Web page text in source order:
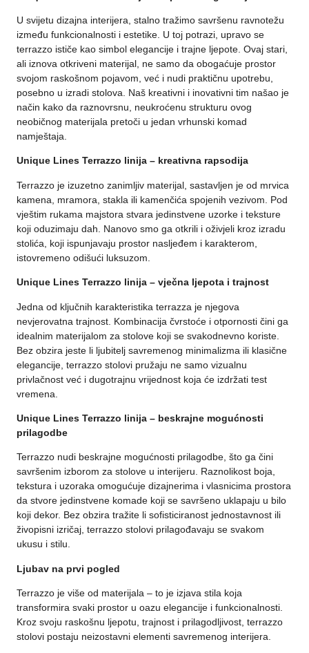
U svijetu dizajna interijera, stalno tražimo savršenu ravnotežu
između funkcionalnosti i estetike. U toj potrazi, upravo se
terrazzo ističe kao simbol elegancije i trajne ljepote. Ovaj stari,
ali iznova otkriveni materijal, ne samo da obogaćuje prostor
svojom raskošnom pojavom, već i nudi praktičnu upotrebu,
posebno u izradi stolova. Naš kreativni i inovativni tim našao je
način kako da raznovrsnu, neukroćenu strukturu ovog
neobičnog materijala pretoči u jedan vrhunski komad
namještaja.
Unique Lines Terrazzo linija – kreativna rapsodija
Terrazzo je izuzetno zanimljiv materijal, sastavljen je od mrvica
kamena, mramora, stakla ili kamenčića spojenih vezivom. Pod
vještim rukama majstora stvara jedinstvene uzorke i teksture
koji oduzimaju dah. Nanovo smo ga otkrili i oživjeli kroz izradu
stolića, koji ispunjavaju prostor nasljeđem i karakterom,
istovremeno odišući luksuzom.
Unique Lines Terrazzo linija – vječna ljepota i trajnost
Jedna od ključnih karakteristika terrazza je njegova
nevjerovatna trajnost. Kombinacija čvrstoće i otpornosti čini ga
idealnim materijalom za stolove koji se svakodnevno koriste.
Bez obzira jeste li ljubitelj savremenog minimalizma ili klasične
elegancije, terrazzo stolovi pružaju ne samo vizualnu
privlačnost već i dugotrajnu vrijednost koja će izdržati test
vremena.
Unique Lines Terrazzo linija – beskrajne mogućnosti
prilagodbe
Terrazzo nudi beskrajne mogućnosti prilagodbe, što ga čini
savršenim izborom za stolove u interijeru. Raznolikost boja,
tekstura i uzoraka omogućuje dizajnerima i vlasnicima prostora
da stvore jedinstvene komade koji se savršeno uklapaju u bilo
koji dekor. Bez obzira tražite li sofisticiranost jednostavnost ili
živopisni izričaj, terrazzo stolovi prilagođavaju se svakom
ukusu i stilu.
Ljubav na prvi pogled
Terrazzo je više od materijala – to je izjava stila koja
transformira svaki prostor u oazu elegancije i funkcionalnosti.
Kroz svoju raskošnu ljepotu, trajnost i prilagodljivost, terrazzo
stolovi postaju neizostavni elementi savremenog interijera.